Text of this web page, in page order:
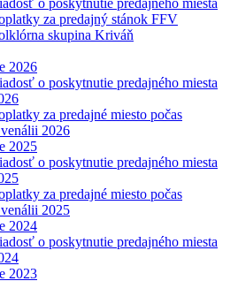
o poskytnutie predajného miesta
za predajný stánok FFV
skupina Kriváň
2026
o poskytnutie predajného miesta
za predajné miesto počas
2026
2025
o poskytnutie predajného miesta
za predajné miesto počas
2025
2024
o poskytnutie predajného miesta
2023